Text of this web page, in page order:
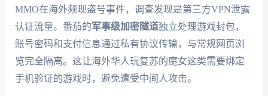
MMO在海外频现盗号事件，调查发现是第三方VPN泄露
认证流量。番茄的军事级加密隧道独立处理游戏封包，
账号密码和支付信息通过私有协议传输，与常规网页浏
览完全隔离。这让海外华人玩复苏的魔女这类需要绑定
手机验证的游戏时，避免遭受中间人攻击。